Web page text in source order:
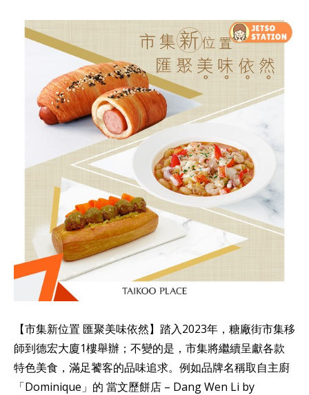
【市集新位置 匯聚美味依然】踏入2023年，糖廠街市集移
師到德宏大廈1樓舉辦；不變的是，市集將繼續呈獻各款
特色美食，滿足饕客的品味追求。例如品牌名稱取自主廚
「Dominique」的 當文歷餅店 – Dang Wen Li by